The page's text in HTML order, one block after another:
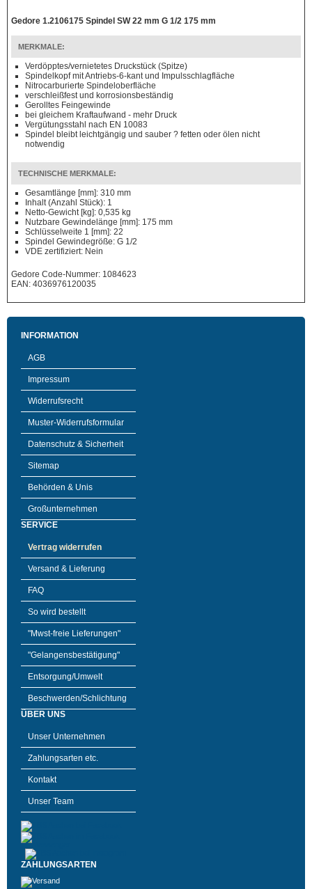
Gedore 1.2106175 Spindel SW 22 mm G 1/2 175 mm
MERKMALE:
Verdöpptes/vernietetes Druckstück (Spitze)
Spindelkopf mit Antriebs-6-kant und Impulsschlagfläche
Nitrocarburierte Spindeloberfläche
verschleißfest und korrosionsbeständig
Gerolltes Feingewinde
bei gleichem Kraftaufwand - mehr Druck
Vergütungsstahl nach EN 10083
Spindel bleibt leichtgängig und sauber ? fetten oder ölen nicht
notwendig
TECHNISCHE MERKMALE:
Gesamtlänge [mm]: 310 mm
Inhalt (Anzahl Stück): 1
Netto-Gewicht [kg]: 0,535 kg
Nutzbare Gewindelänge [mm]: 175 mm
Schlüsselweite 1 [mm]: 22
Spindel Gewindegröße: G 1/2
VDE zertifiziert: Nein
Gedore Code-Nummer: 1084623
EAN: 4036976120035
INFORMATION
AGB
Impressum
Widerrufsrecht
Muster-Widerrufsformular
Datenschutz & Sicherheit
Sitemap
Behörden & Unis
Großunternehmen
SERVICE
Vertrag widerrufen
Versand & Lieferung
FAQ
So wird bestellt
"Mwst-freie Lieferungen"
"Gelangensbestätigung"
Entsorgung/Umwelt
Beschwerden/Schlichtung
ÜBER UNS
Unser Unternehmen
Zahlungsarten etc.
Kontakt
Unser Team
ZAHLUNGSARTEN